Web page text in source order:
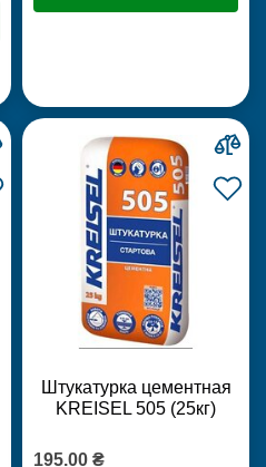
Штукатурка цементная
KREISEL 505 (25кг)
195.00 ₴